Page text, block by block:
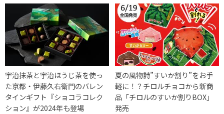
宇治抹茶と宇治ほうじ茶を使っ
た京都・伊藤久右衛門のバレン
タインギフト『ショコラコレク
ション』が2024年も登場
夏の風物詩”すいか割り”をお手
軽に！？チロルチョコから新商
品「チロルのすいか割りBOX」
発売